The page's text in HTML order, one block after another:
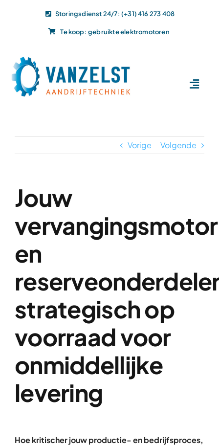
Storingsdienst 24/7: (+31) 416 273 408
Te koop: gebruikte elektromotoren
Dit leveren wij
Over ons
Vorige Volgende
Jouw
vervangingsmotor
en
strategisch op
voorraad voor
onmiddellijke
levering
Hoe kritischer jouw productie- en bedrijfsproces,